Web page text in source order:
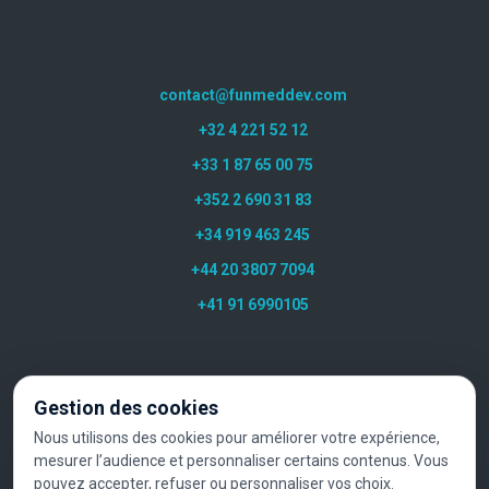
contact@funmeddev.com
+32 4 221 52 12
+33 1 87 65 00 75
+352 2 690 31 83
+34 919 463 245
+44 20 3807 7094
+41 91 6990105
Gestion des cookies
Nous utilisons des cookies pour améliorer votre expérience,
mesurer l’audience et personnaliser certains contenus. Vous
pouvez accepter, refuser ou personnaliser vos choix.